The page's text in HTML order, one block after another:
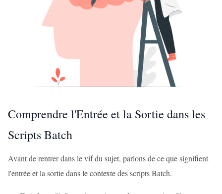
Comprendre l'Entrée et la Sortie dans les
Scripts Batch
Avant de rentrer dans le vif du sujet, parlons de ce que signifient
l'entrée et la sortie dans le contexte des scripts Batch.